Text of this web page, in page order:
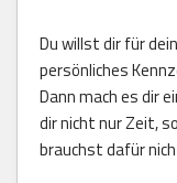
Du willst dir für
persönliches
Dann mach es dir
dir nicht nur Zeit,
brauchst dafür